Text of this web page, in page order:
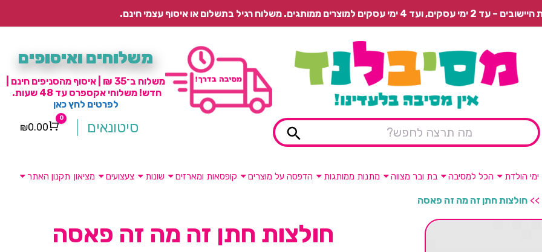
רגיל בתשלום או איסוף עצמי חינם.
משלוחים ואיסופים
משלוח ב־35 ₪ | איסוף מהסניפים חינם |
חדש! משלוחי אקספרס עד 48 שעות.
לפרטים לחץ כאן
סיטונאים Cart
0
₪0.00
ימי הולדת הכל למסיבה בת ובר מצווה מתנות ממותגות הדפסה על מוצרים קופסאות ומארזים שונות צעצועים מציאון תקנון האתר
>> חולצות חתן זה מה זה פאסה
חולצות חתן זה מה זה פאסה